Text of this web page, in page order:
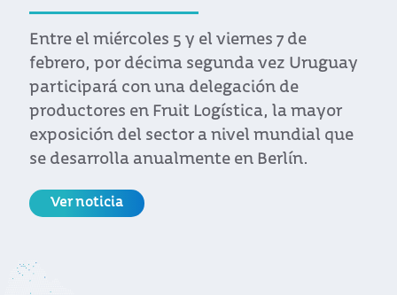
Entre el miércoles 5 y el viernes 7 de
febrero, por décima segunda vez Uruguay
participará con una delegación de
productores en Fruit Logística, la mayor
exposición del sector a nivel mundial que
se desarrolla anualmente en Berlín.
Ver noticia